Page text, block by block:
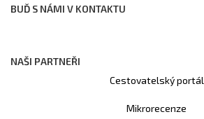
BUĎ S NÁMI V KONTAKTU
NAŠI PARTNEŘI
Cestovatelský portál
Mikrorecenze